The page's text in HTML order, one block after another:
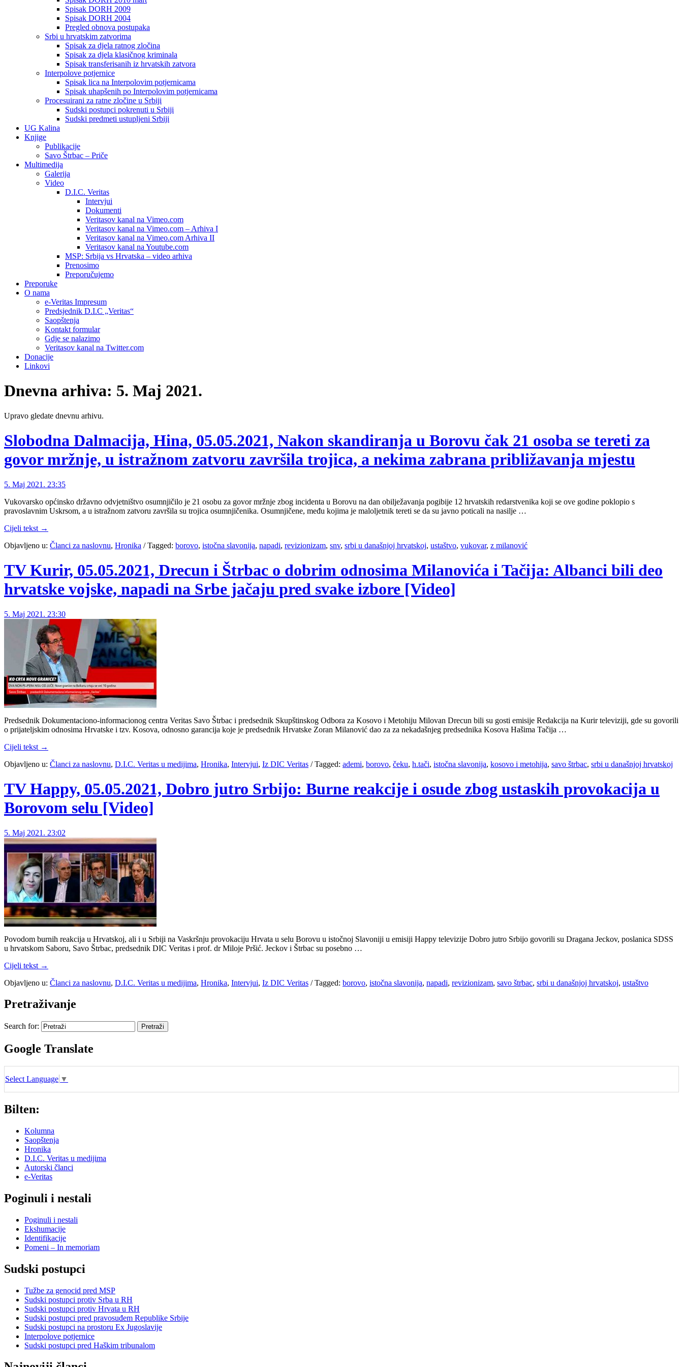
Spisak DORH 2009
Spisak DORH 2004
Pregled obnova postupaka
Srbi u hrvatskim zatvorima
Spisak za djela ratnog zločina
Spisak za djela klasičnog kriminala
Spisak transferisanih iz hrvatskih zatvora
Interpolove potjernice
Spisak lica na Interpolovim potjernicama
Spisak uhapšenih po Interpolovim potjernicama
Procesuirani za ratne zločine u Srbiji
Sudski postupci pokrenuti u Srbiji
Sudski predmeti ustupljeni Srbiji
UG Kalina
Knjige
Publikacije
Savo Štrbac – Priče
Multimedija
Galerija
Video
D.I.C. Veritas
Intervjui
Dokumenti
Veritasov kanal na Vimeo.com
Veritasov kanal na Vimeo.com – Arhiva I
Veritasov kanal na Vimeo.com Arhiva II
Veritasov kanal na Youtube.com
MSP: Srbija vs Hrvatska – video arhiva
Prenosimo
Preporučujemo
Preporuke
O nama
e-Veritas Impresum
Predsjednik D.I.C „Veritas“
Saopštenja
Kontakt formular
Gdje se nalazimo
Veritasov kanal na Twitter.com
Donacije
Linkovi
Dnevna arhiva: 5. Maj 2021.
Upravo gledate dnevnu arhivu.
Slobodna Dalmacija, Hina, 05.05.2021, Nakon skandiranja u Borovu čak 21 osoba se tereti za
govor mržnje, u istražnom zatvoru završila trojica, a nekima zabrana približavanja mjestu
5. Maj 2021. 23:35
Vukovarsko općinsko državno odvjetništvo osumnjičilo je 21 osobu za govor mržnje zbog incidenta u Borovu na dan obilježavanja pogibije 12 hrvatskih redarstvenika koji se ove godine poklopio s
pravoslavnim Uskrsom, a u istražnom zatvoru završila su trojica osumnjičenika. Osumnjičene, među kojima je maloljetnik tereti se da su javno poticali na nasilje …
Cijeli tekst →
Objavljeno u: Članci za naslovnu, Hronika /Tagged: borovo, istočna slavonija, napadi, revizionizam, snv, srbi u današnjoj hrvatskoj, ustaštvo, vukovar, z milanović
TV Kurir, 05.05.2021, Drecun i Štrbac o dobrim odnosima Milanovića i Tačija: Albanci bili deo
hrvatske vojske, napadi na Srbe jačaju pred svake izbore [Video]
5. Maj 2021. 23:30
Predsednik Dokumentaciono-informacionog centra Veritas Savo Štrbac i predsednik Skupštinskog Odbora za Kosovo i Metohiju Milovan Drecun bili su gosti emisije Redakcija na Kurir televiziji, gde su govorili
o prijateljskim odnosima Hrvatske i tzv. Kosova, odnosno garancija koje je predsednik Hrvatske Zoran Milanović dao za za nekadašnjeg predsednika Kosova Hašima Tačija …
Cijeli tekst →
Objavljeno u: Članci za naslovnu, D.I.C. Veritas u medijima, Hronika, Intervjui, Iz DIC Veritas /Tagged: ademi, borovo, čeku, h.tači, istočna slavonija, kosovo i metohija, savo štrbac, srbi u današnjoj hrvatskoj
TV Happy, 05.05.2021, Dobro jutro Srbijo: Burne reakcije i osude zbog ustaskih provokacija u
Borovom selu [Video]
5. Maj 2021. 23:02
Povodom burnih reakcija u Hrvatskoj, ali i u Srbiji na Vaskršnju provokaciju Hrvata u selu Borovu u istočnoj Slavoniji u emisiji Happy televizije Dobro jutro Srbijo govorili su Dragana Jeckov, poslanica SDSS
u hrvatskom Saboru, Savo Štrbac, predsednik DIC Veritas i prof. dr Miloje Pršić. Jeckov i Štrbac su posebno …
Cijeli tekst →
Objavljeno u: Članci za naslovnu, D.I.C. Veritas u medijima, Hronika, Intervjui, Iz DIC Veritas /Tagged: borovo, istočna slavonija, napadi, revizionizam, savo štrbac, srbi u današnjoj hrvatskoj, ustaštvo
Pretraživanje
Search for:
Google Translate
Select Language ▼
Bilten:
Kolumna
Saopštenja
Hronika
D.I.C. Veritas u medijima
Autorski članci
e-Veritas
Poginuli i nestali
Poginuli i nestali
Ekshumacije
Identifikacije
Pomeni – In memoriam
Sudski postupci
Tužbe za genocid pred MSP
Sudski postupci protiv Srba u RH
Sudski postupci protiv Hrvata u RH
Sudski postupci pred pravosuđem Republike Srbije
Sudski postupci na prostoru Ex Jugoslavije
Interpolove potjernice
Sudski postupci pred Haškim tribunalom